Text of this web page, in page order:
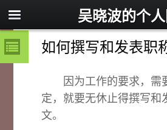
吴晓波的个
如何撰写和发表职
因为工作的要求，需
定，就要无休止得撰写和
文。